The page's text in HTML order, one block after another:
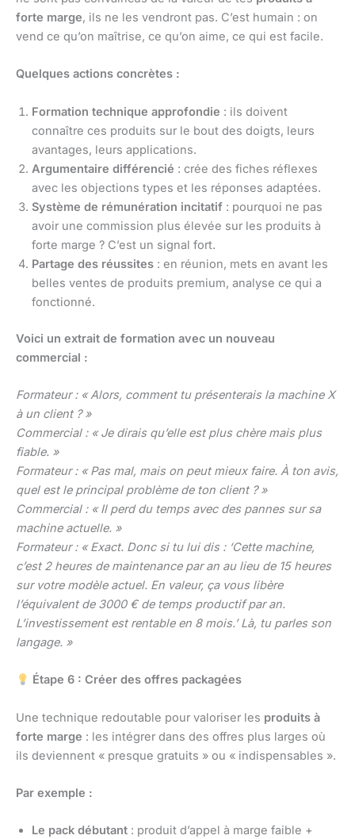
forte marge, ils ne les vendront pas. C’est humain : on
vend ce qu’on maîtrise, ce qu’on aime, ce qui est facile.
Quelques actions concrètes :
Formation technique approfondie : ils doivent
connaître ces produits sur le bout des doigts, leurs
avantages, leurs applications.
Argumentaire différencié : crée des fiches réflexes
avec les objections types et les réponses adaptées.
Système de rémunération incitatif : pourquoi ne pas
avoir une commission plus élevée sur les produits à
forte marge ? C’est un signal fort.
Partage des réussites : en réunion, mets en avant les
belles ventes de produits premium, analyse ce qui a
fonctionné.
Voici un extrait de formation avec un nouveau
commercial :
Formateur : « Alors, comment tu présenterais la machine X
à un client ? »
Commercial : « Je dirais qu’elle est plus chère mais plus
fiable. »
Formateur : « Pas mal, mais on peut mieux faire. À ton avis,
quel est le principal problème de ton client ? »
Commercial : « Il perd du temps avec des pannes sur sa
machine actuelle. »
Formateur : « Exact. Donc si tu lui dis : ‘Cette machine,
c’est 2 heures de maintenance par an au lieu de 15 heures
sur votre modèle actuel. En valeur, ça vous libère
l’équivalent de 3000 € de temps productif par an.
L’investissement est rentable en 8 mois.’ Là, tu parles son
langage. »
Étape 6 : Créer des offres packagées
Une technique redoutable pour valoriser les produits à
forte marge : les intégrer dans des offres plus larges où
ils deviennent « presque gratuits » ou « indispensables ».
Par exemple :
Le pack débutant : produit d’appel à marge faible +